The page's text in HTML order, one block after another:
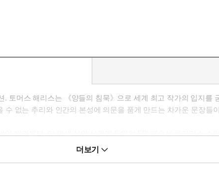
토머스 해리스는 《양들의 침묵》으로 세계 최고 작가의 입지를
없는 추리와 인간의 본성에 의문을 품게 만드는 차가운 문장들
발견된다. 이 연쇄 살인 사건에 투입된 FBI 연수생 클라리스
의 감방. 아홉 명을 살해하고 그들의 인육을 먹는 그로테스크한 행
더보기